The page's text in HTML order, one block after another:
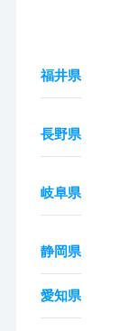
福井県
長野県
岐阜県
静岡県
愛知県